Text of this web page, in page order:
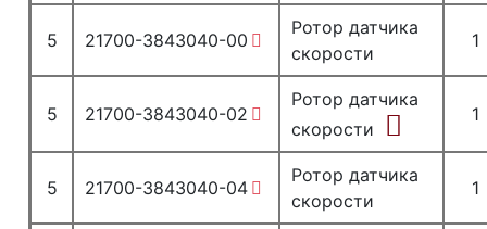
5 21700-3843040-00
Ротор датчика
скорости
1
5 21700-3843040-02
Ротор датчика
скорости
1
5 21700-3843040-04
Ротор датчика
скорости
1